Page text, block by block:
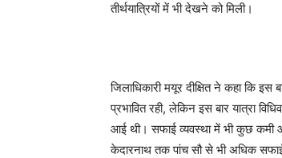
तीर्थयात्रियों में भी देखने को मिली।
जिलाधिकारी मयूर दीक्षित ने कहा कि इस
प्रभावित रही, लेकिन इस बार यात्रा
आई थी। सफाई व्यवस्था में भी कुछ कमी
केदारनाथ तक पांच सौ से भी अधिक सफाई